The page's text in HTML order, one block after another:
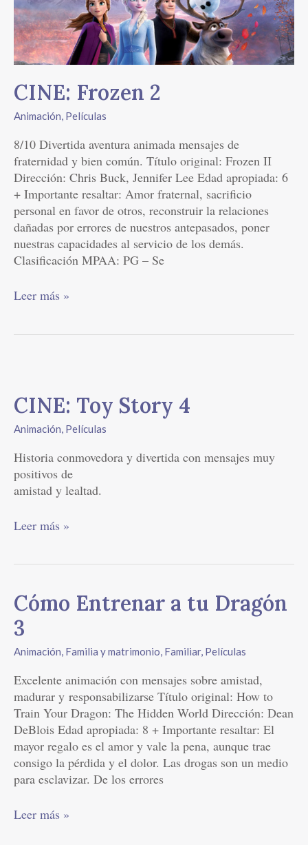
CINE: Frozen 2
Animación, Películas
8/10 Divertida aventura animada mensajes de
fraternidad y bien común. Título original: Frozen II
Dirección: Chris Buck, Jennifer Lee Edad apropiada: 6
+ Importante resaltar: Amor fraternal, sacrificio
personal en favor de otros, reconstruir la relaciones
dañadas por errores de nuestros antepasados, poner
nuestras capacidades al servicio de los demás.
Clasificación MPAA: PG – Se
Leer más »
CINE: Toy Story 4
Animación, Películas
Historia conmovedora y divertida con mensajes muy
positivos de
amistad y lealtad.
Story
4
Leer más »
Cómo Entrenar a tu Dragón
3
Animación, Familia y matrimonio, Familiar, Películas
Excelente animación con mensajes sobre amistad,
madurar y responsabilizarse Título original: How to
Train Your Dragon: The Hidden World Dirección: Dean
DeBlois Edad apropiada: 8 + Importante resaltar: El
mayor regalo es el amor y vale la pena, aunque trae
consigo la pérdida y el dolor. Las drogas son un medio
para esclavizar. De los errores
Cómo
Entrenar
a
tu
3
Leer más »